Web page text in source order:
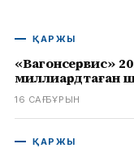
ҚАРЖЫ
«Вагонсервис»
миллиардтаған
16 САҒ БҰРЫН
ҚАРЖЫ